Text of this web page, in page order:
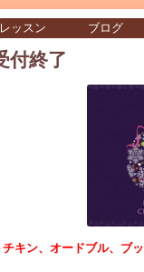
レッスン ブログ
付終了
チキン、オードブル、ブ